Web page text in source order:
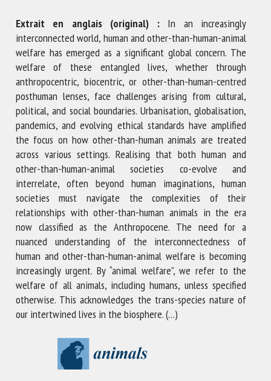
Extrait en anglais (original) : In an increasingly
interconnected world, human and other-than-human-animal
welfare has emerged as a significant global concern. The
welfare of these entangled lives, whether through
anthropocentric, biocentric, or other-than-human-centred
posthuman lenses, face challenges arising from cultural,
political, and social boundaries. Urbanisation, globalisation,
pandemics, and evolving ethical standards have amplified
the focus on how other-than-human animals are treated
across various settings. Realising that both human and
other-than-human-animal societies co-evolve and
interrelate, often beyond human imaginations, human
societies must navigate the complexities of their
relationships with other-than-human animals in the era
now classified as the Anthropocene. The need for a
nuanced understanding of the interconnectedness of
human and other-than-human-animal welfare is becoming
increasingly urgent. By “animal welfare”, we refer to the
welfare of all animals, including humans, unless specified
otherwise. This acknowledges the trans-species nature of
our intertwined lives in the biosphere. (…)